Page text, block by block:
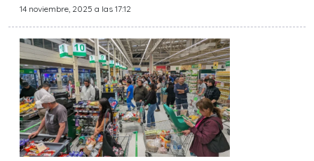
14 noviembre, 2025 a las 17:12